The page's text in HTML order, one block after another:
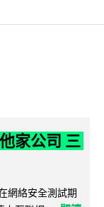
家公司 三
網絡安全測試期